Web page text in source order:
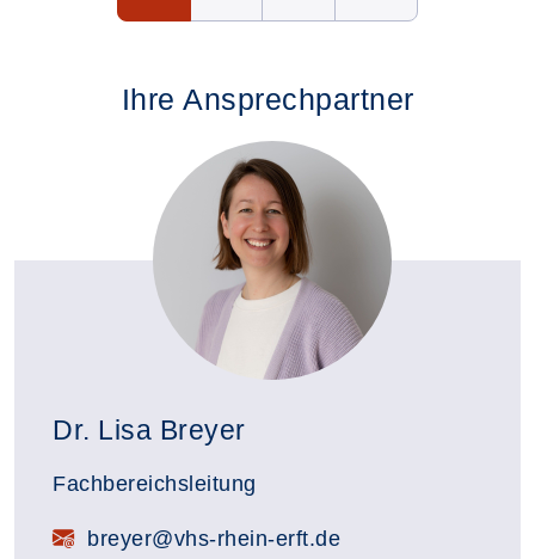
Ihre Ansprechpartner
Dr. Lisa Breyer
Fachbereichsleitung
E-Mail:breyer@vhs-rhein-erft.de